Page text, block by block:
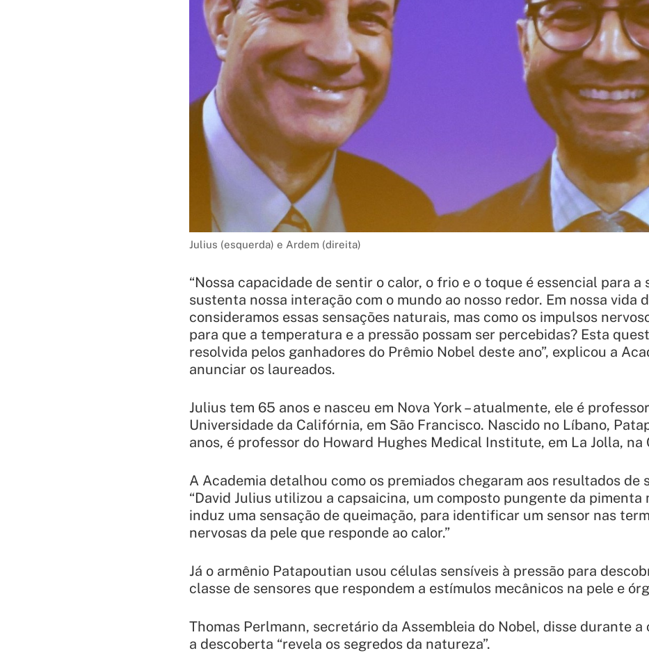
Julius (esquerda) e Ardem (direita)
“Nossa capacidade de sentir o calor, o frio e o toque é essencial para a
sustenta nossa interação com o mundo ao nosso redor. Em nossa vida
consideramos essas sensações naturais, mas como os impulsos
para que a temperatura e a pressão possam ser percebidas? Esta
resolvida pelos ganhadores do Prêmio Nobel deste ano”, explicou a
anunciar os laureados.
Julius tem 65 anos e nasceu em Nova York – atualmente, ele é
Universidade da Califórnia, em São Francisco. Nascido no Líbano,
anos, é professor do Howard Hughes Medical Institute, em La Jolla, na
A Academia detalhou como os premiados chegaram aos resultados de
“David Julius utilizou a capsaicina, um composto pungente da pimenta
induz uma sensação de queimação, para identificar um sensor nas
nervosas da pele que responde ao calor.”
Já o armênio Patapoutian usou células sensíveis à pressão para
classe de sensores que respondem a estímulos mecânicos na pele e
Thomas Perlmann, secretário da Assembleia do Nobel, disse durante a
a descoberta “revela os segredos da natureza”.